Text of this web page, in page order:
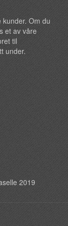
Om du
et av våre
til
under.